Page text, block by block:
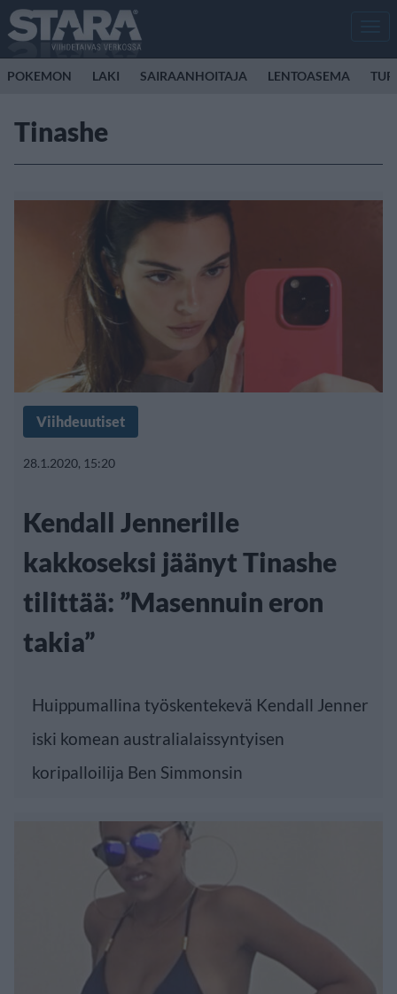
POKEMON LAKI SAIRAANHOITAJA LENTOASEMA
Tinashe
Viihdeuutiset
28.1.2020, 15:20
Kendall Jennerille
kakkoseksi jäänyt Tinashe
tilittää: ”Masennuin eron
takia”
Huippumallina työskentekevä Kendall Jenner
iski komean australialaissyntyisen
koripalloilija Ben Simmonsin